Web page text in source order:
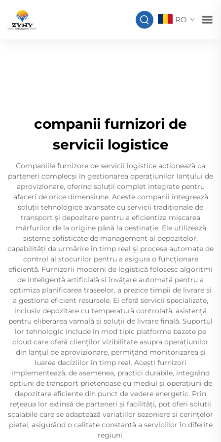
RO
companii furnizori de
servicii logistice
Companiile furnizore de servicii logistice acționează ca
parteneri complecși în gestionarea operațiunilor lanțului de
aprovizionare, oferind soluții complet integrate pentru
afaceri de orice dimensiune. Aceste companii integrează
soluții tehnologice avansate cu servicii tradiționale de
transport și depozitare pentru a eficientiza mișcarea
mărfurilor de la origine până la destinație. Ele utilizează
sisteme sofisticate de management al depozitelor,
capabilități de urmărire în timp real și procese automate de
control al stocurilor pentru a asigura o funcționare
eficientă. Furnizorii moderni de logistică folosesc algoritmi
de inteligență artificială și învățare automată pentru a
optimiza planificarea traseelor, a prezice timpii de livrare și
a gestiona eficient resursele. Ei oferă servicii specializate,
inclusiv depozitare cu temperatură controlată, asistență
pentru eliberarea vamală și soluții de livrare finală. Suportul
lor tehnologic include în mod tipic platforme bazate pe
cloud care oferă clienților vizibilitate asupra operațiunilor
din lanțul de aprovizionare, permițând monitorizarea și
luarea deciziilor în timp real. Acești furnizori
implementează, de asemenea, practici durabile, integrând
opțiuni de transport prietenoase cu mediul și operațiuni de
depozitare eficiente din punct de vedere energetic. Prin
rețeaua lor extinsă de parteneri și facilități, pot oferi soluții
scalabile care se adaptează variațiilor sezoniere și cerințelor
pieței, asigurând o calitate constantă a serviciilor în diferite
regiuni.